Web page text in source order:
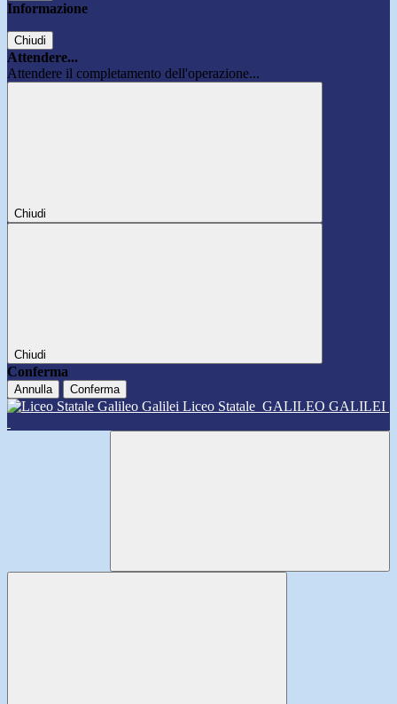
Informazione
Chiudi
Attendere...
Attendere il completamento dell'operazione...
Chiudi
Chiudi
Conferma
Annulla Conferma
Liceo Statale GALILEO GALILEI